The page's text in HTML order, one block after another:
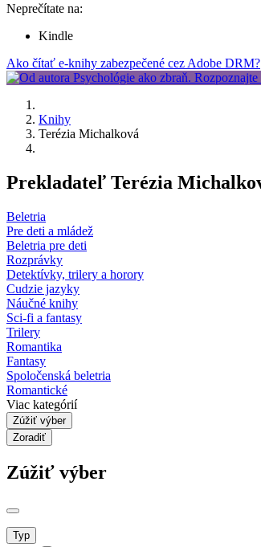
Neprečítate na:
Kindle
Ako čítať e-knihy zabezpečené cez Adobe DRM?
Knihy
Terézia Michalková
Prekladateľ Terézia
Beletria
Pre deti a mládež
Beletria pre deti
Rozprávky
Detektívky, trilery a horory
Cudzie jazyky
Náučné knihy
Sci-fi a fantasy
Trilery
Romantika
Fantasy
Spoločenská beletria
Romantické
Viac kategórií
Zúžiť výber
Zoradiť
Zúžiť výber
Typ